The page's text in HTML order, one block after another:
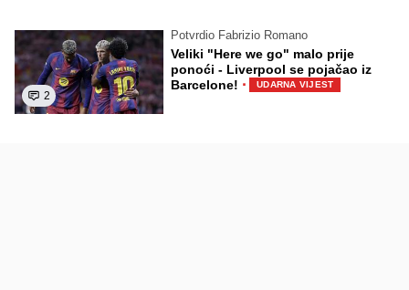
2
Potvrdio Fabrizio Romano
Veliki "Here we go" malo prije
ponoći - Liverpool se pojačao iz
Barcelone! · UDARNA VIJEST